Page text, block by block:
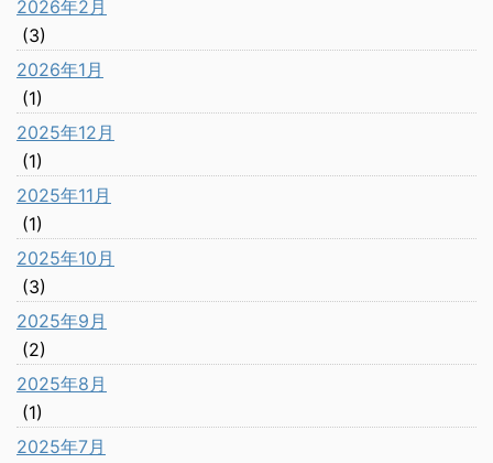
2026年2月
(3)
2026年1月
(1)
2025年12月
(1)
2025年11月
(1)
2025年10月
(3)
2025年9月
(2)
2025年8月
(1)
2025年7月